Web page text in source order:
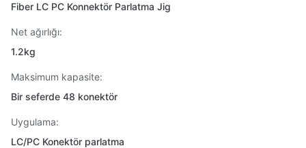
Fiber LC PC Konnektör Parlatma Jig
Net ağırlığı:
1.2kg
Maksimum kapasite:
Bir seferde 48 konektör
Uygulama:
LC/PC Konektör parlatma